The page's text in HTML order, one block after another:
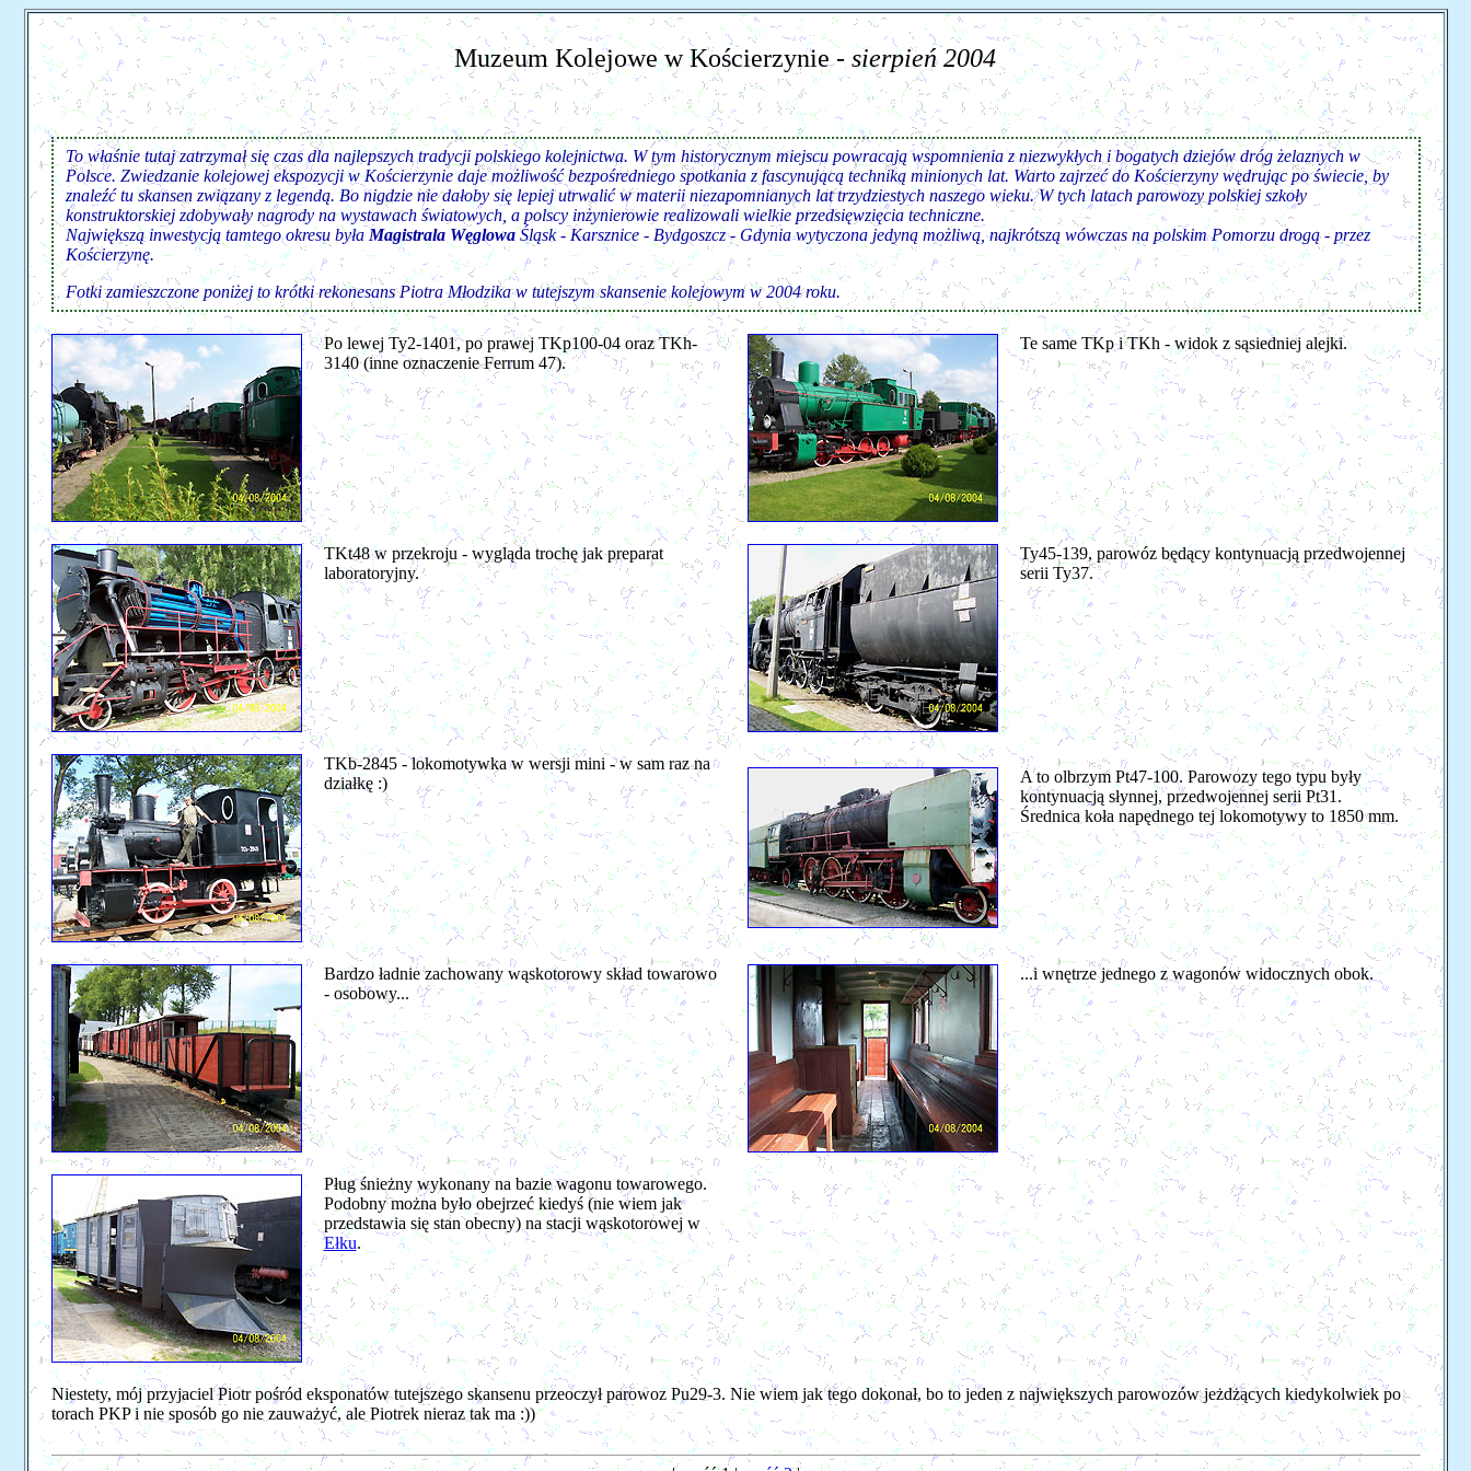
Muzeum Kolejowe w Kościerzynie -sierpień 2004
To właśnie tutaj zatrzymał się czas dla najlepszych tradycji polskiego kolejnictwa. W tym historycznym miejscu powracają wspomnienia z niezwykłych i bogatych dziejów dróg żelaznych w
Polsce. Zwiedzanie kolejowej ekspozycji w Kościerzynie daje możliwość bezpośredniego spotkania z fascynującą techniką minionych lat. Warto zajrzeć do Kościerzyny wędrując po świecie, by
znaleźć tu skansen związany z legendą. Bo nigdzie nie dałoby się lepiej utrwalić w materii niezapomnianych lat trzydziestych naszego wieku. W tych latach parowozy polskiej szkoły
konstruktorskiej zdobywały nagrody na wystawach światowych, a polscy inżynierowie realizowali wielkie przedsięwzięcia techniczne.
Największą inwestycją tamtego okresu była Magistrala WęglowaŚląsk - Karsznice - Bydgoszcz - Gdynia wytyczona jedyną możliwą, najkrótszą wówczas na polskim Pomorzu drogą - przez
Kościerzynę.
Fotki zamieszczone poniżej to krótki rekonesans Piotra Młodzika w tutejszym skansenie kolejowym w 2004 roku.
Po lewej Ty2-1401, po prawej TKp100-04 oraz TKh-
3140 (inne oznaczenie Ferrum 47).
Te same TKp i TKh - widok z sąsiedniej alejki.
TKt48 w przekroju - wygląda trochę jak preparat
laboratoryjny.
Ty45-139, parowóz będący kontynuacją przedwojennej
serii Ty37.
TKb-2845 - lokomotywka w wersji mini - w sam raz na
działkę :)
A to olbrzym Pt47-100. Parowozy tego typu były
kontynuacją słynnej, przedwojennej serii Pt31.
Średnica koła napędnego tej lokomotywy to 1850 mm.
Bardzo ładnie zachowany wąskotorowy skład towarowo
- osobowy...
...i wnętrze jednego z wagonów widocznych obok.
Pług śnieżny wykonany na bazie wagonu towarowego.
Podobny można było obejrzeć kiedyś (nie wiem jak
przedstawia się stan obecny) na stacji wąskotorowej w
Ełku.
Niestety, mój przyjaciel Piotr pośród eksponatów tutejszego skansenu przeoczył parowoz Pu29-3. Nie wiem jak tego dokonał, bo to jeden z największych parowozów jeżdżących kiedykolwiek po
torach PKP i nie sposób go nie zauważyć, ale Piotrek nieraz tak ma :))